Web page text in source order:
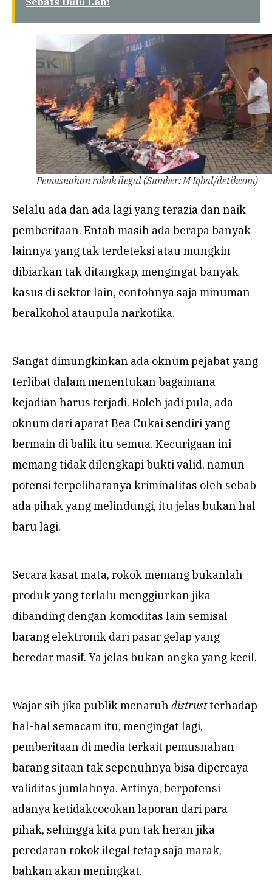
Pemusnahan rokok ilegal (Sumber: M Iqbal/detikcom)
Selalu ada dan ada lagi yang terazia dan naik
pemberitaan. Entah masih ada berapa banyak
lainnya yang tak terdeteksi atau mungkin
dibiarkan tak ditangkap, mengingat banyak
kasus di sektor lain, contohnya saja minuman
beralkohol ataupula narkotika.
Sangat dimungkinkan ada oknum pejabat yang
terlibat dalam menentukan bagaimana
kejadian harus terjadi. Boleh jadi pula, ada
oknum dari aparat Bea Cukai sendiri yang
bermain di balik itu semua. Kecurigaan ini
memang tidak dilengkapi bukti valid, namun
potensi terpeliharanya kriminalitas oleh sebab
ada pihak yang melindungi, itu jelas bukan hal
baru lagi.
Secara kasat mata, rokok memang bukanlah
produk yang terlalu menggiurkan jika
dibanding dengan komoditas lain semisal
barang elektronik dari pasar gelap yang
beredar masif. Ya jelas bukan angka yang kecil.
Wajar sih jika publik menaruh distrustterhadap
hal-hal semacam itu, mengingat lagi,
pemberitaan di media terkait pemusnahan
barang sitaan tak sepenuhnya bisa dipercaya
validitas jumlahnya. Artinya, berpotensi
adanya ketidakcocokan laporan dari para
pihak, sehingga kita pun tak heran jika
peredaran rokok ilegal tetap saja marak,
bahkan akan meningkat.